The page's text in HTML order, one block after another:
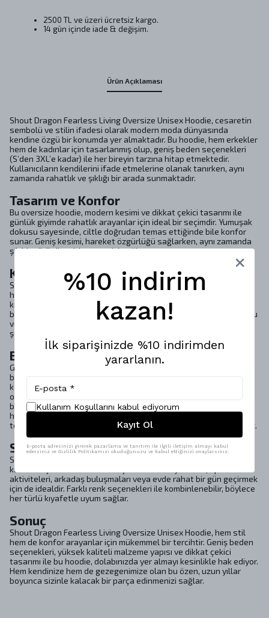
2500 TL ve üzeri ücretsiz kargo.
14 gün içinde iade & değişim.
Ürün Açıklaması
Shout Dragon Fearless Living Oversize Unisex Hoodie, cesaretin
sembolü ve stilin ifadesi olarak modern moda dünyasında
kendine özgü bir konumda yer almaktadır. Bu hoodie, hem erkekler
hem de kadınlar için tasarlanmış olup, geniş beden seçenekleri
(S’den 3XL’e kadar) ile her bireyin tarzına hitap etmektedir.
Kullanıcıların kendilerini ifade etmelerine olanak tanırken, aynı
zamanda rahatlık ve şıklığı bir arada sunmaktadır.
Tasarım ve Konfor
Bu oversize hoodie, modern kesimi ve dikkat çekici tasarımı ile
günlük giyimde rahatlık arayanlar için ideal bir seçimdir. Yumuşak
dokusu sayesinde, ciltle doğrudan temas ettiğinde bile konfor
sunar. Geniş kesimi, hareket özgürlüğü sağlarken, aynı zamanda
şık bir görünüm elde etmenizi sağlar.
Kalite ve Dayanıklılık
SHOUT markası, yüksek kaliteli malzemeler kullanarak bu
hoodie’nin uzun ömürlü olmasını garanti eder. Ürün, dayanıklı
kumaşı sayesinde sık yıkamalara karşı direnç gösterir. Ayrıca,
bakım talimatlarına uygun olarak kullanıldığında, giysinin formunu
ve rengini uzun süre koruyarak, kullanıcıların yatırımını en iyi
şekilde değerlendirmesine olanak tanır.
Bakım Talimatları
Giysilerinin uzun ömürlü olmasını istiyorsanız, onlara iyi
bakmalısınız. Bakım talimatlarına sadık kalmak, hem giysilerinizi
korumanıza hem de su ve enerji tasarrufu yapmanıza yardımcı
olur. Önerilen bakım yöntemleri arasında 30ºC’de hassas yıkama,
beyazlatıcı kullanmaktan kaçınma, 110ºC’de ütüleme ve düşük
hızda merdaneli yıkama yer almaktadır. Ayrıca, profesyonel kuru
temizleme yöntemleri ile giysilerinizi en iyi şekilde koruyabilirsiniz.
Stil ve Kullanım Alanları
Shout Dragon Fearless Living Oversize Unisex Hoodie, günlük
kullanım için mükemmel bir seçim olmasının yanı sıra, spor
aktiviteleri, arkadaş buluşmaları veya evde rahat bir gün geçirmek
için de idealdir. Farklı renk seçenekleri ile kombinlenebilir, böylece
her türlü kıyafetle uyum sağlar.
Sonuç
Shout Dragon Fearless Living Oversize Unisex Hoodie, hem stil
hem de konfor arayanlar için mükemmel bir tercihtir. Geniş beden
seçenekleri, yüksek kaliteli malzeme yapısı ve dikkat çekici
tasarımı ile bu hoodie, dolabınızda yer almayı kesinlikle hak ediyor.
Hem kendinize hem de gezegenimize olan bu özen, uzun yıllar
boyunca sizinle kalacak bir parça edinmenizi sağlar.
%10 indirim
kazan!
İlk siparişinizde %10 indirimden
yararlanın.
Kullanım Koşullarını kabul ediyorum
Kayıt Ol
E-posta adresinizi girerek pazarlama ve tanıtım ile ilgili iletişim almayı kabul
edersiniz ve Gizlilik Politikamızı okuduğunuzu ve kabul ettiğinizi onaylarsınız.